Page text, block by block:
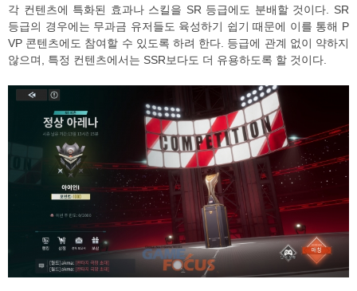
각 컨텐츠에 특화된 효과나 스킬을 SR 등급에도 분배할 것이다. SR
등급의 경우에는 무과금 유저들도 육성하기 쉽기 때문에 이를 통해 P
VP 콘텐츠에도 참여할 수 있도록 하려 한다. 등급에 관계 없이 약하지
않으며, 특정 컨텐츠에서는 SSR보다도 더 유용하도록 할 것이다.